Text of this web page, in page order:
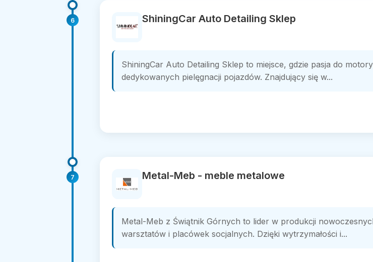
6 ShiningCar Auto Detailing Sklep
ShiningCar Auto Detailing Sklep to miejsce, gdzie pasja do
dedykowanych pielęgnacji pojazdów. Znajdujący się w...
7 Metal-Meb - meble metalowe
Metal-Meb z Świątnik Górnych to lider w produkcji
warsztatów i placówek socjalnych. Dzięki wytrzymałości i...